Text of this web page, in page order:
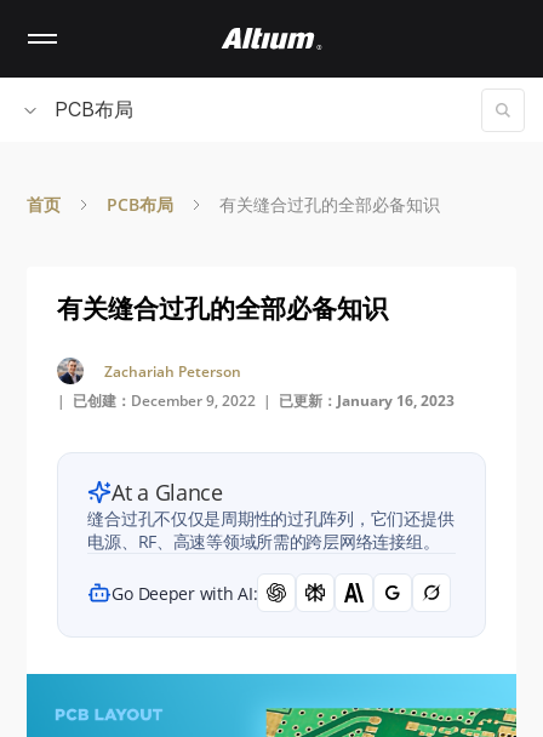
contentPCB布局
首页 PCB布局 有关缝合过孔的全部必备知识
有关缝合过孔的全部必备知识
Zachariah Peterson
| 已创建：December 9, 2022 | 已更新：January 16, 2023
At a Glance
缝合过孔不仅仅是周期性的过孔阵列，它们还提供
电源、RF、高速等领域所需的跨层网络连接组。
Go Deeper with AI: